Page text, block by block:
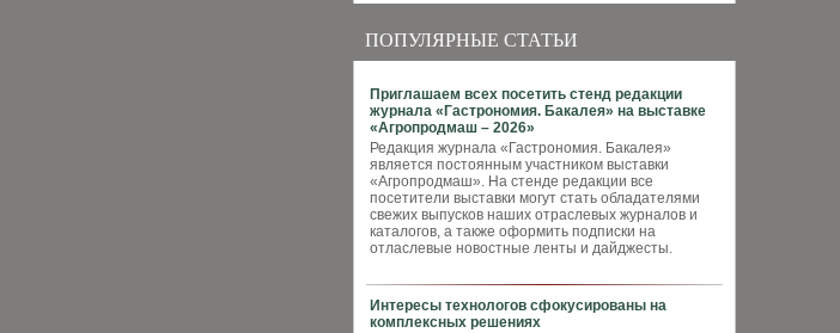
ПОПУЛЯРНЫЕ СТАТЬИ
Приглашаем всех посетить стенд редакции
журнала «Гастрономия. Бакалея» на выставке
«Агропродмаш – 2026»
Редакция журнала «Гастрономия. Бакалея»
является постоянным участником выставки
«Агропродмаш». На стенде редакции все
посетители выставки могут стать обладателями
свежих выпусков наших отраслевых журналов и
каталогов, а также оформить подписки на
отласлевые новостные ленты и дайджесты.
Интересы технологов сфокусированы на
комплексных решениях